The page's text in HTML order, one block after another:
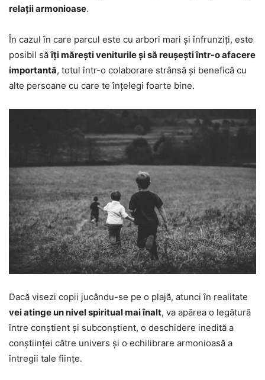
relații armonioase.
În cazul în care parcul este cu arbori mari și înfrunziți, este
posibil săîți mărești veniturile și să reușești într-o afacere
importantă, totul într-o colaborare strânsă și benefică cu
alte persoane cu care te înțelegi foarte bine.
Dacă visezi copii jucându-se pe o plajă, atunci în realitate
vei atinge un nivel spiritual mai înalt, va apărea o legătură
între conștient și subconștient, o deschidere inedită a
conștiinței către univers și o echilibrare armonioasă a
întregii tale ființe.